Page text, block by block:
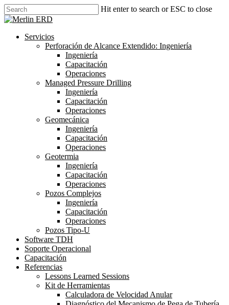
Skip
to
content
Hit enter to search or ESC to close
Close
search
Menu
Servicios
Perforación de Alcance Extendido: Ingeniería
Ingeniería
Capacitación
Operaciones
Managed Pressure Drilling
Ingeniería
Capacitación
Operaciones
Geomecánica
Ingeniería
Capacitación
Operaciones
Geotermia
Ingeniería
Capacitación
Operaciones
Pozos Complejos
Ingeniería
Capacitación
Operaciones
Pozos Tipo-U
Software TDH
Soporte Operacional
Capacitación
Referencias
Lessons Learned Sessions
Kit de Herramientas
Calculadora de Velocidad Anular